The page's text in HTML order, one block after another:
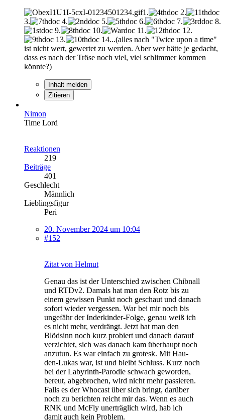
1.
2.
3.
4. 5. 6. 7.
8.
9.
10. 11.
12.
13.
14...(alles nach "Twice upon a time"
ist nicht wert, gewertet zu werden. Aber wer hätte je gedacht,
dass es nach der Tröse noch viel, viel schlimmer kommen
könnte?)
Inhalt melden
Zitieren
Nimon
Time Lord
Reaktionen
219
Beiträge
401
Geschlecht
Männlich
Lieblingsfigur
Peri
20. November 2024 um 10:04
#152
Zitat von Helmut
Genau das ist der Unterschied zwischen Chibnall
und RTDv2. Damals hat man den Rotz bis zu
einem gewissen Punkt noch geschaut und danach
sofort wieder vergessen. War bei mir noch bis
ungefähr der Inderkinder-Folge, genau weiß ich
es nicht mehr, verdrängt. Jetzt hat man den
Blödsinn noch kurz probiert und danach darauf
verzichtet, sich was danach kam überhaupt noch
anzutun. Es war einfach zu grotesk. Mit Hau-
den-Lukas war, ist und bleibt Schluss. Kurz noch
bei der Labyrinth-Parodie schwach geworden,
bereut, abgebrochen, wird nicht mehr passieren.
Falls es der Whocast über sich bringt, darüber
noch zu berichten reicht mir das. Wenn es auch
RNK und McFly unerträglich wird, hab ich
damit auch kein Problem.